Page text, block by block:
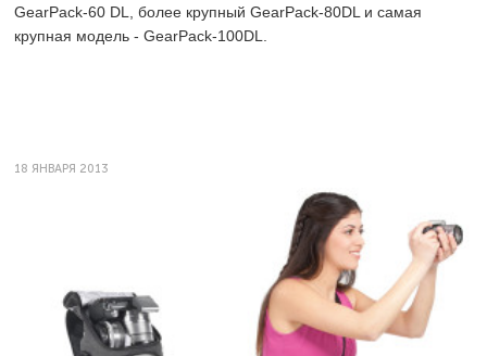
GearPack-60 DL, более крупный GearPack-80DL и самая
крупная модель - GearPack-100DL.
18 ЯНВАРЯ 2013